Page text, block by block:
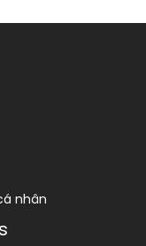
nhân